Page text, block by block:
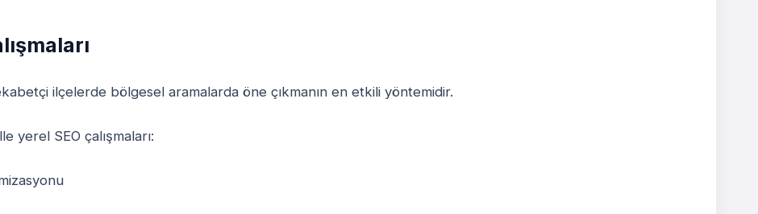
ilçelerde bölgesel aramalarda öne çıkmanın en etkili yöntemidir.
yerel SEO çalışmaları: